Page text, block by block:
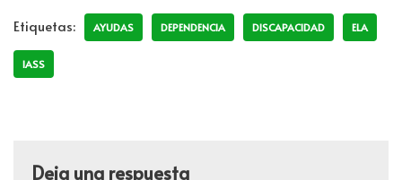
o
o
k
er e s p
Etiquetas: AYUDAS DEPENDENCIA DISCAPACIDAD ELA
IASS
Deja una respuesta